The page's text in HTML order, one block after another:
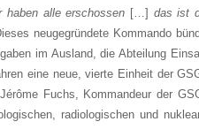
haben alle erschossen […] das ist
neugegründete Kommando
im Ausland, die Abteilung
eine neue, vierte Einheit der
Fuchs, Kommandeur der
radiologischen und